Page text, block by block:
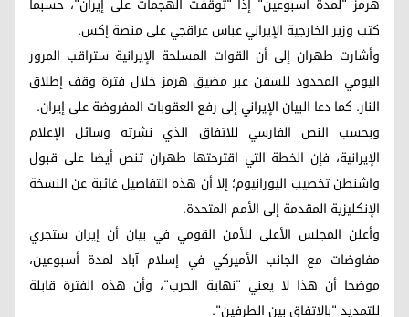
كتب وزير الخارجية الإيراني عباس عراقجي على منصة إكس.
وأشارت طهران إلى أن القوات المسلحة الإيرانية ستراقب المرور
اليومي المحدود للسفن عبر مضيق هرمز خلال فترة وقف إطلاق
النار. كما دعا البيان الإيراني إلى رفع العقوبات المفروضة على إيران.
وبحسب النص الفارسي للاتفاق الذي نشرته وسائل الإعلام
الإيرانية، فإن الخطة التي اقترحتها طهران تنص أيضا على قبول
واشنطن تخصيب اليورانيوم؛ إلا أن هذه التفاصيل غائبة عن النسخة
الإنكليزية المقدمة إلى الأمم المتحدة.
وأعلن المجلس الأعلى للأمن القومي في بيان أن إيران ستجري
مفاوضات مع الجانب الأميركي في إسلام آباد لمدة أسبوعين،
موضحا أن هذا لا يعني "نهاية الحرب"، وأن هذه الفترة قابلة
للتمديد "بالاتفاق بين الطرفين".